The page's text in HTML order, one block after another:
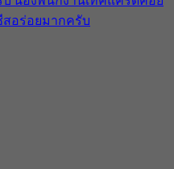
สอร่อยมากครับ